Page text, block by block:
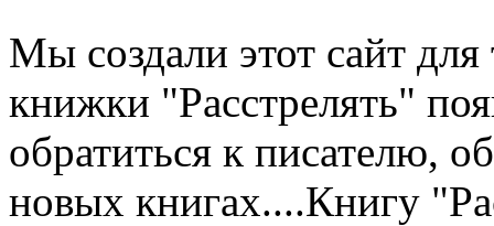
Мы создали этот сайт
книжки "Расстрелять"
обратиться к писателю,
новых книгах....Книгу